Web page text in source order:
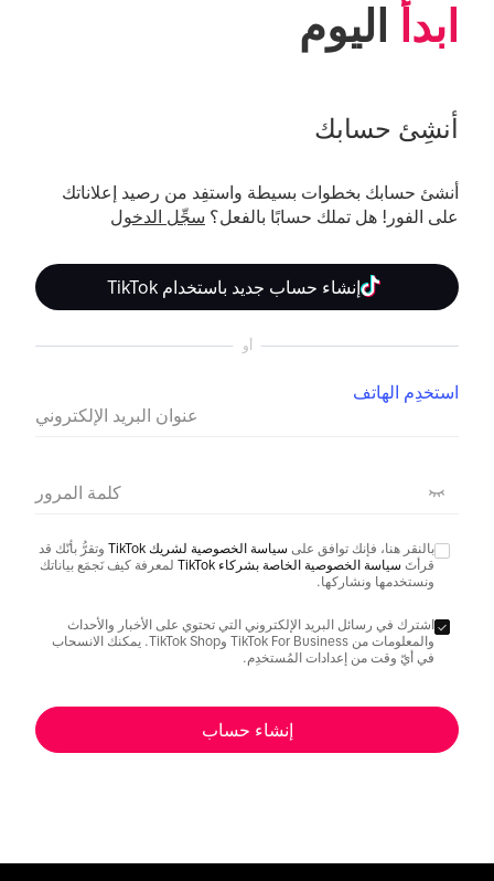
ابدأ اليوم
أنشِئ حسابك
على الفور! هل تملك حسابًا بالفعل؟ سجِّل الدخول
إنشاء حساب جديد باستخدام TikTok
أو
عنوان البريد الإلكتروني
استخدِم الهاتف
كلمة المرور
بالنقر هنا، فإنك توافق على سياسة الخصوصية لشريك TikTok
وتقرُّ بأنّك قد
قرأتَ سياسة الخصوصية الخاصة بشركاء TikTok
لمعرفة كيف نَجمَع بياناتك
ونستخدمها ونشاركها.
اشترك في رسائل البريد الإلكتروني التي تحتوي على الأخبار والأحداث
والمعلومات من TikTok For Business وTikTok Shop. يمكنك الانسحاب
في أيّ وقت من إعدادات المُستخدِم.
إنشاء حساب